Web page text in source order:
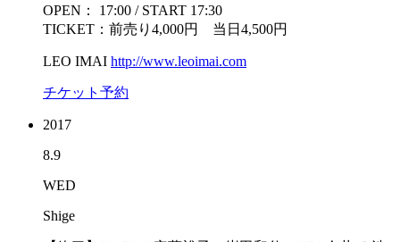
OPEN： 17:00 / START 17:30
TICKET：前売り4,000円 当日4,500円
LEO IMAI http://www.leoimai.com
チケット予約
2017
8.9
WED
Shige